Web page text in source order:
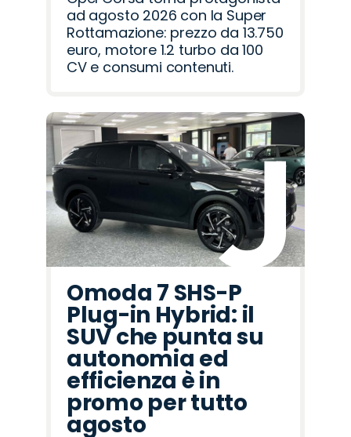
ad agosto 2026 con la Super
Rottamazione: prezzo da 13.750
euro, motore 1.2 turbo da 100
CV e consumi contenuti.
Omoda 7 SHS-P
Plug-in Hybrid: il
SUV che punta su
autonomia ed
efficienza è in
promo per tutto
agosto